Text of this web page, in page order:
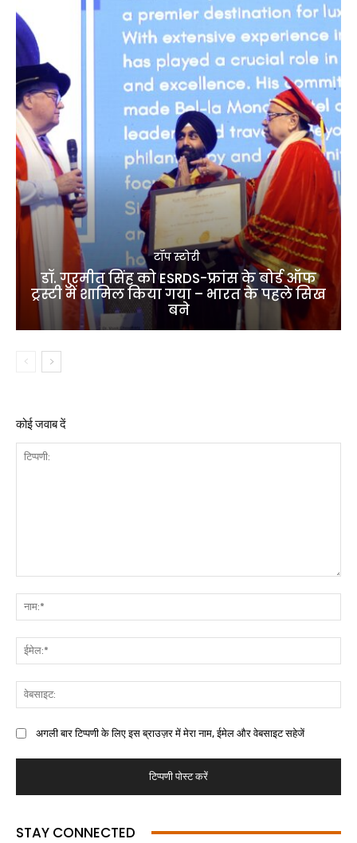
टॉप स्टोरी
डॉ. गुरमीत सिंह को ESRDS-फ्रांस के बोर्ड ऑफ
ट्रस्टी में शामिल किया गया – भारत के पहले सिख
बने
कोई जवाब दें
अगली बार टिप्पणी के लिए इस ब्राउज़र में मेरा नाम, ईमेल और वेबसाइट सहेजें
STAY CONNECTED